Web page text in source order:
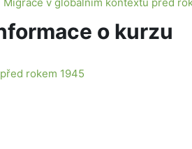
o kurzu
rokem 1945